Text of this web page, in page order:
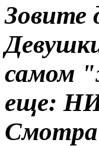
Зовите
самом
еще: